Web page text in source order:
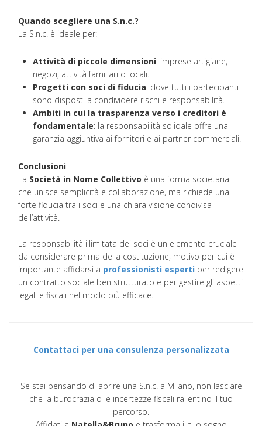
Quando scegliere una S.n.c.?
La S.n.c. è ideale per:
Attività di piccole dimensioni: imprese artigiane,
negozi, attività familiari o locali.
Progetti con soci di fiducia: dove tutti i partecipanti
sono disposti a condividere rischi e responsabilità.
Ambiti in cui la trasparenza verso i creditori è
fondamentale: la responsabilità solidale offre una
garanzia aggiuntiva ai fornitori e ai partner commerciali.
Conclusioni
La Società in Nome Collettivo è una forma societaria
che unisce semplicità e collaborazione, ma richiede una
forte fiducia tra i soci e una chiara visione condivisa
dell’attività.
La responsabilità illimitata dei soci è un elemento cruciale
da considerare prima della costituzione, motivo per cui è
importante affidarsi a professionisti esperti per redigere
un contratto sociale ben strutturato e per gestire gli aspetti
legali e fiscali nel modo più efficace.
Contattaci per una consulenza personalizzata
Se stai pensando di aprire una S.n.c. a Milano, non lasciare
che la burocrazia o le incertezze fiscali rallentino il tuo
percorso.